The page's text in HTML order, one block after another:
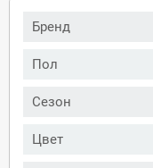
Бренд
Пол
Сезон
Цвет